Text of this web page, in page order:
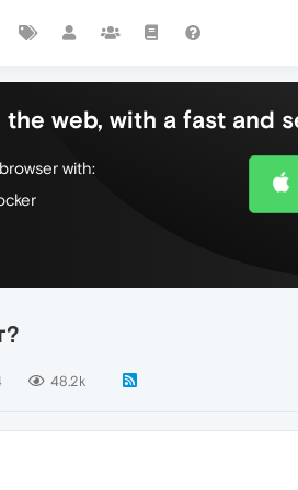
the web, with a fast and
with:
48.2k